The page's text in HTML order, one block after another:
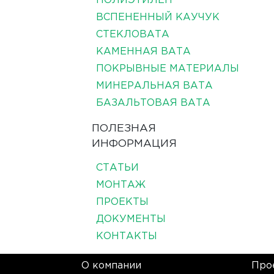
ВСПЕНЕННЫЙ КАУЧУК
СТЕКЛОВАТА
КАМЕННАЯ ВАТА
ПОКРЫВНЫЕ МАТЕРИАЛЫ
МИНЕРАЛЬНАЯ ВАТА
БАЗАЛЬТОВАЯ ВАТА
ПОЛЕЗНАЯ
ИНФОРМАЦИЯ
СТАТЬИ
МОНТАЖ
ПРОЕКТЫ
ДОКУМЕНТЫ
КОНТАКТЫ
О компании